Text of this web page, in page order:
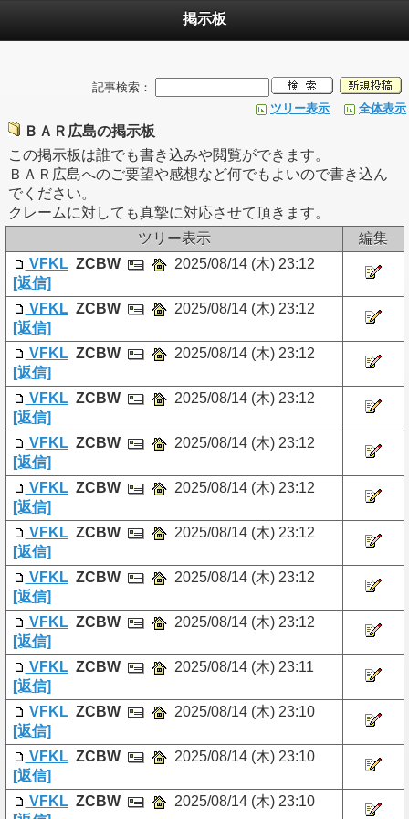
掲示板
記事検索：
ツリー表示
全体表示
ＢＡＲ広島の掲示板
この掲示板は誰でも書き込みや閲覧ができます。
ＢＡＲ広島へのご要望や感想など何でもよいので書き込ん
でください。
クレームに対しても真摯に対応させて頂きます。
ツリー表示
編集
VFKL ZCBW
2025/08/14 (木) 23:12
[返信]
VFKL ZCBW
2025/08/14 (木) 23:12
[返信]
VFKL ZCBW
2025/08/14 (木) 23:12
[返信]
VFKL ZCBW
2025/08/14 (木) 23:12
[返信]
VFKL ZCBW
2025/08/14 (木) 23:12
[返信]
VFKL ZCBW
2025/08/14 (木) 23:12
[返信]
VFKL ZCBW
2025/08/14 (木) 23:12
[返信]
VFKL ZCBW
2025/08/14 (木) 23:12
[返信]
VFKL ZCBW
2025/08/14 (木) 23:12
[返信]
VFKL ZCBW
2025/08/14 (木) 23:11
[返信]
VFKL ZCBW
2025/08/14 (木) 23:10
[返信]
VFKL ZCBW
2025/08/14 (木) 23:10
[返信]
VFKL ZCBW
2025/08/14 (木) 23:10